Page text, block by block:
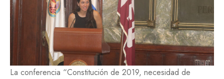
La conferencia “Constitución de 2019, necesidad de